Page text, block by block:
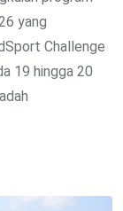
yang
Challenge
19 hingga 20